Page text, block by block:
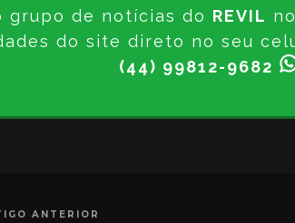
grupo de notícias do REVIL no
do site direto no seu
(44) 99812-9682
ANTERIOR